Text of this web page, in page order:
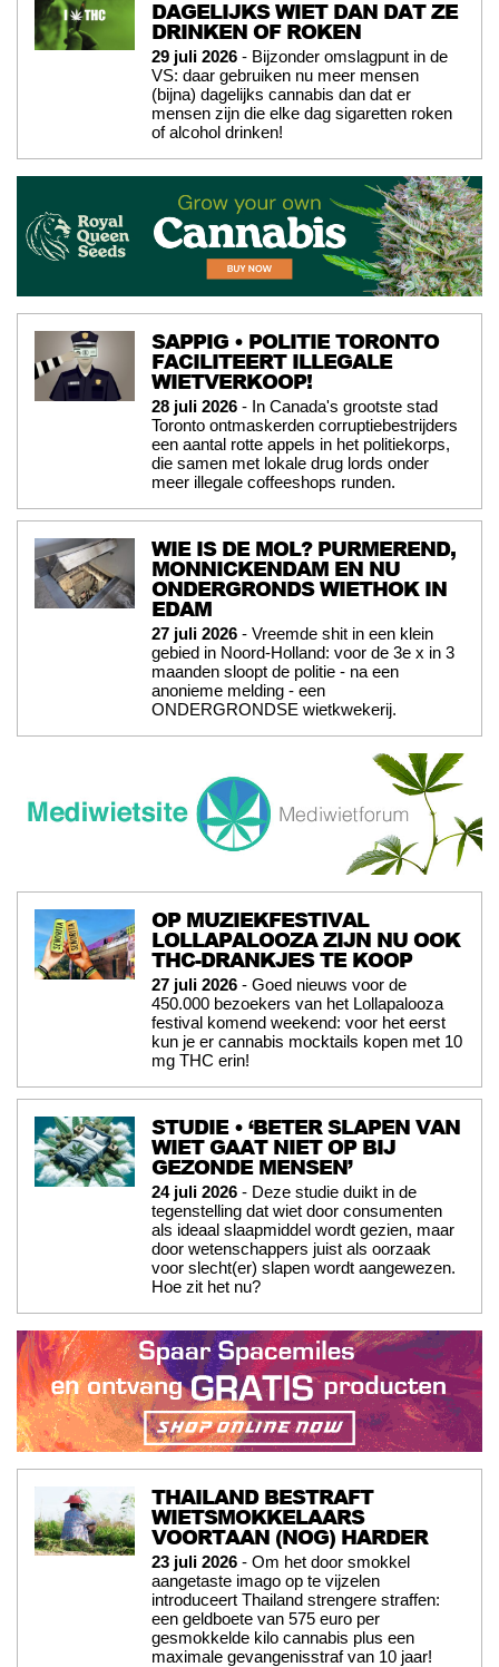
DAGELIJKS WIET DAN DAT ZE
DRINKEN OF ROKEN
29 juli 2026 - Bijzonder omslagpunt in de
VS: daar gebruiken nu meer mensen
(bijna) dagelijks cannabis dan dat er
mensen zijn die elke dag sigaretten roken
of alcohol drinken!
SAPPIG • POLITIE TORONTO
FACILITEERT ILLEGALE
WIETVERKOOP!
28 juli 2026 - In Canada's grootste stad
Toronto ontmaskerden corruptiebestrijders
een aantal rotte appels in het politiekorps,
die samen met lokale drug lords onder
meer illegale coffeeshops runden.
WIE IS DE MOL? PURMEREND,
MONNICKENDAM EN NU
ONDERGRONDS WIETHOK IN
EDAM
27 juli 2026 - Vreemde shit in een klein
gebied in Noord-Holland: voor de 3e x in 3
maanden sloopt de politie - na een
anonieme melding - een
ONDERGRONDSE wietkwekerij.
OP MUZIEKFESTIVAL
LOLLAPALOOZA ZIJN NU OOK
THC-DRANKJES TE KOOP
27 juli 2026 - Goed nieuws voor de
450.000 bezoekers van het Lollapalooza
festival komend weekend: voor het eerst
kun je er cannabis mocktails kopen met 10
mg THC erin!
STUDIE • ‘BETER SLAPEN VAN
WIET GAAT NIET OP BIJ
GEZONDE MENSEN’
24 juli 2026 - Deze studie duikt in de
tegenstelling dat wiet door consumenten
als ideaal slaapmiddel wordt gezien, maar
door wetenschappers juist als oorzaak
voor slecht(er) slapen wordt aangewezen.
Hoe zit het nu?
THAILAND BESTRAFT
WIETSMOKKELAARS
VOORTAAN (NOG) HARDER
23 juli 2026 - Om het door smokkel
aangetaste imago op te vijzelen
introduceert Thailand strengere straffen:
een geldboete van 575 euro per
gesmokkelde kilo cannabis plus een
maximale gevangenisstraf van 10 jaar!